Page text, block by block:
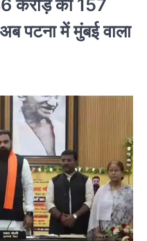
पटना में मुंबई वाला